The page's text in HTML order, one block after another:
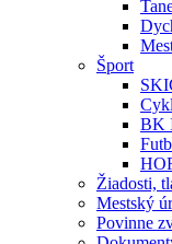
Šport
BK
Žiadosti,
Mestský
Povinne